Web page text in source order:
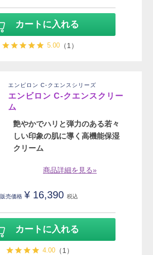
カートに入れる
5.00（1）
エンビロン C-クエンスシリーズ
エンビロン C-クエンスクリー
ム
艶やかでハリと弾力のある若々
しい印象の肌に導く高機能保湿
クリーム
商品詳細を見る»
販売価格 ¥ 16,390 税込
カートに入れる
4.00 （1）